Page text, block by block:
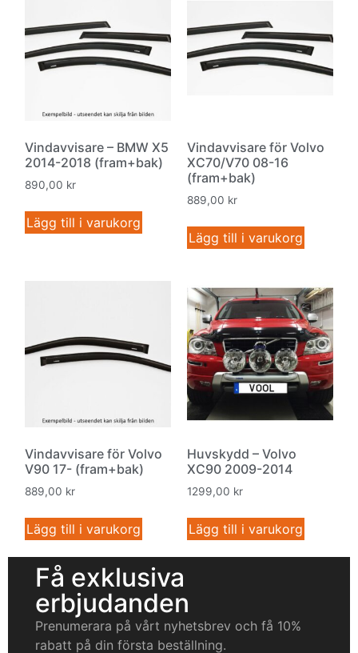
Vindavvisare – BMW X5
2014-2018 (fram+bak)
890,00 kr
Lägg till i varukorg
Vindavvisare för Volvo
XC70/V70 08-16
(fram+bak)
889,00 kr
Lägg till i varukorg
Vindavvisare för Volvo
V90 17- (fram+bak)
889,00 kr
Lägg till i varukorg
Huvskydd – Volvo
XC90 2009-2014
1299,00 kr
Lägg till i varukorg
Få exklusiva
erbjudanden
Prenumerara på vårt nyhetsbrev och få 10%
rabatt på din första beställning.